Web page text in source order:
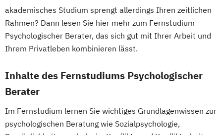
Erziehungsberater/in Fachrichtung
systemische Beratung
Fachkraft für Osteoporose-Prophylaxe
Fitness 65+ (Seniorentrainer/in)
Fitnesstrainer/-in B- und A-Lizenz
Fitnesstrainer/-in B- und A-Lizenz
Fachrichtung "Ernährungsberatung"
Fitnesstrainer/-in B- und A-Lizenz
akademisches Studium sprengt allerdings Ihren zeitlichen
Rahmen? Dann lesen Sie hier mehr zum Fernstudium
Psychologischer Berater, das sich gut mit Ihrer Arbeit und
Ihrem Privatleben kombinieren lässt.
Inhalte des Fernstudiums Psychologischer
Berater
Im Fernstudium lernen Sie wichtiges Grundlagenwissen zur
psychologischen Beratung wie Sozialpsychologie,